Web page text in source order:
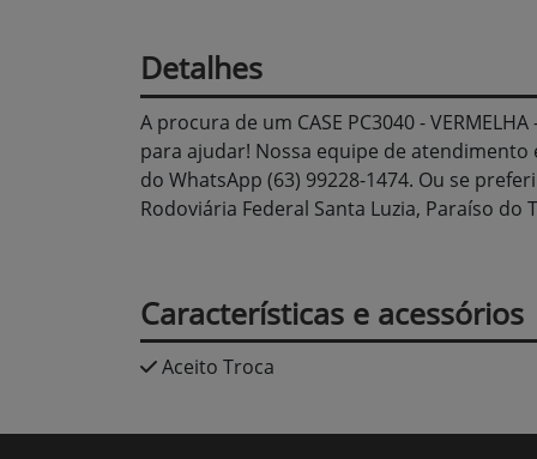
Detalhes
A procura de um CASE PC3040 -
para ajudar! Nossa equipe de
do WhatsApp (63) 99228-1474. Ou se
Rodoviária Federal Santa Luzia, Paraíso
Características e acessórios
Aceito Troca